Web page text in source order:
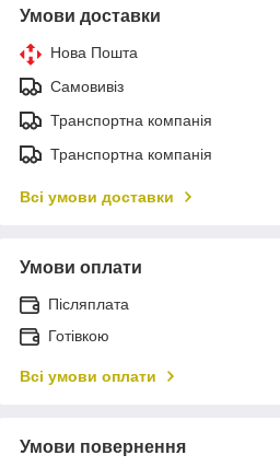
Умови доставки
Нова Пошта
Самовивіз
Транспортна компанія
Транспортна компанія
Всі умови доставки
Умови оплати
Післяплата
Готівкою
Всі умови оплати
Умови повернення